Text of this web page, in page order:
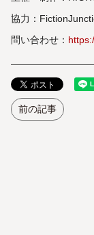
協力：
問い合わせ：
前の記事